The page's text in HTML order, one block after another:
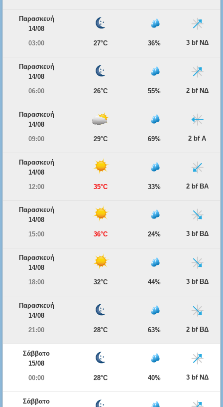
Παρασκευή
14/08
03:00
27°C 36% 3 bf ΝΔ
Παρασκευή
14/08
06:00
26°C 55% 2 bf ΝΔ
Παρασκευή
14/08
09:00
29°C 69% 2 bf Α
Παρασκευή
14/08
12:00
35°C 33% 2 bf ΒΑ
Παρασκευή
14/08
15:00
36°C 24% 3 bf ΒΔ
Παρασκευή
14/08
18:00
32°C 44% 3 bf ΒΔ
Παρασκευή
14/08
21:00
28°C 63% 2 bf ΒΔ
Σάββατο
15/08
00:00
28°C 40% 3 bf ΝΔ
Σάββατο